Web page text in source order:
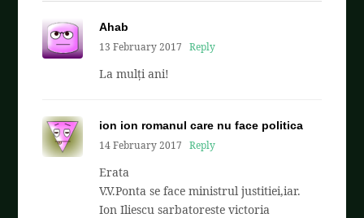
Ahab
13 February 2017
Reply
La mulți ani!
ion ion romanul care nu face politica
14 February 2017
Reply
Erata
V.V.Ponta se face ministrul justitiei,iar.
Ion Iliescu sarbatoreste victoria